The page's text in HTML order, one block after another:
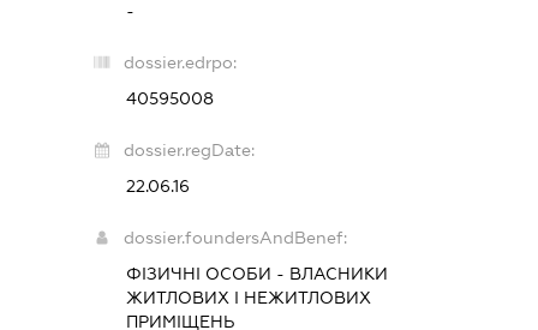
-
dossier.edrpo:
40595008
dossier.regDate:
22.06.16
dossier.foundersAndBenef:
ФІЗИЧНІ ОСОБИ - ВЛАСНИКИ
ЖИТЛОВИХ І НЕЖИТЛОВИХ
ПРИМІЩЕНЬ